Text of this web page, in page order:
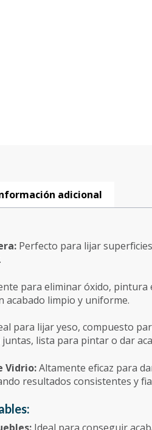
adicional
Perfecto para lijar
para eliminar óxido, pintura
acabado limpio y uniforme.
para lijar yeso, compuesto
lista para pintar o dar
Vidrio:Altamente eficaz para
resultados consistentes y